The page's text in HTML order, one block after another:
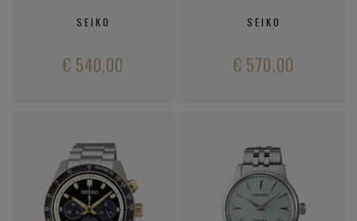
SEIKO
€ 540,00
SEIKO
€ 570,00